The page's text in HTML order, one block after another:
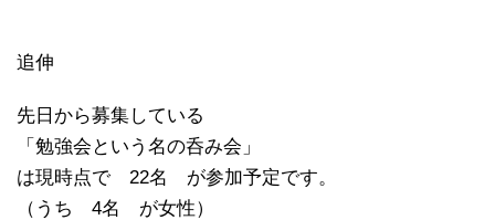
追伸
先日から募集している
「勉強会という名の呑み会」
は現時点で 22名 が参加予定です。
（うち 4名 が女性）